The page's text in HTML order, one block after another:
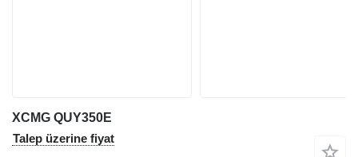
XCMG QUY350E
Talep üzerine fiyat